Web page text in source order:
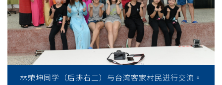
林荣坤同学（后排右二）与台湾客家村民进行交流。